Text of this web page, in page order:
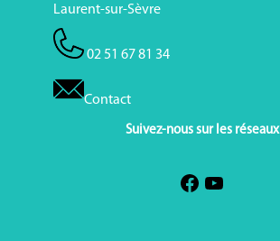
Laurent-sur-Sèvre
02 51 67 81 34
Contact
Suivez-nous sur les réseaux